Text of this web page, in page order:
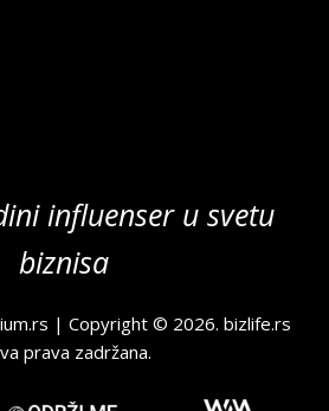
influenser u svetu
biznisa
| Copyright © 2026.bizlife.rs
prava zadržana.